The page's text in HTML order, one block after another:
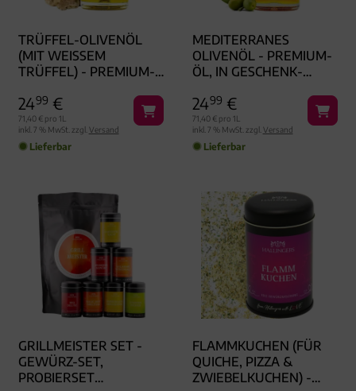
TRÜFFEL-OLIVENÖL
(MIT WEISSEM T
RÜFFEL) - PREMIUM-Ö
LASCHE
2499 €
71,40 € pro 1L
inkl. 7 % MwSt. zzgl. Versand
Lieferbar
MEDITERRANES
OLIVENÖL - PREMIUM-
ÖL, IN GESCHENK-
2499 €
71,40 € pro 1L
inkl. 7 % MwSt. zzgl. Versand
Lieferbar
GRILLMEISTER SET -
GEWÜRZ-SET,
PROBIERSET
FLAMMKUCHEN (FÜR
QUICHE, PIZZA &
ZWIEBELKUCHEN) -